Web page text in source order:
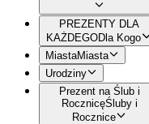
PREZENTY DLA
KAŻDEGODla Kogo
MiastaMiasta
Urodziny
Prezent na Ślub i
RocznicęŚluby i
Rocznice